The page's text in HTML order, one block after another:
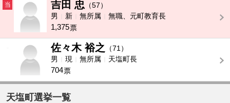
当 吉田 忠 （57）
男
新 無所属 無職、元町教育長
1,375票
佐々木 裕之
（71）
男
現 無所属 天塩町長
704票
天塩町選挙一覧